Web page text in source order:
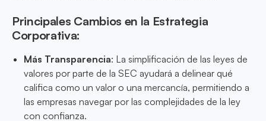
Principales Cambios en la Estrategia
Corporativa:
Más Transparencia: La simplificación de las leyes de
valores por parte de la SEC ayudará a delinear qué
califica como un valor o una mercancía, permitiendo a
las empresas navegar por las complejidades de la ley
con confianza.